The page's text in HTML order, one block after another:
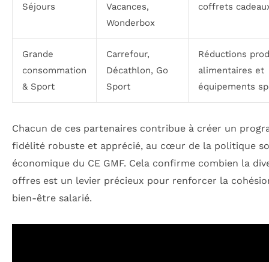
Séjours
Vacances,
Wonderbox
coffrets
Grande
consommation
& Sport
Carrefour,
Décathlon, Go
Sport
Réductions
alimentaires et
équipements
Chacun de ces partenaires contribue à créer un
fidélité robuste et apprécié, au cœur de la politique
économique du CE GMF. Cela confirme combien la
offres est un levier précieux pour renforcer la
bien-être salarié.